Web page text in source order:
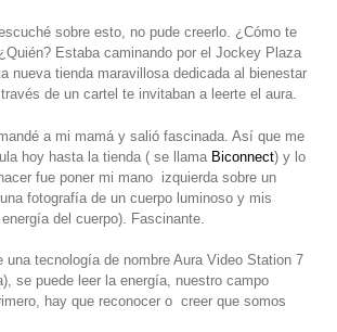
sobre esto, no pude creerlo. ¿Cómo te
Estaba caminando por el Jockey Plaza
nueva tienda maravillosa dedicada al bienestar
de un cartel te invitaban a leerte el aura.
a mi mamá y salió fascinada. Así que me
hoy hasta la tienda ( se llama Biconnect) y lo
fue poner mi mano izquierda sobre un
fotografía de un cuerpo luminoso y mis
del cuerpo). Fascinante.
una tecnología de nombre Aura Video Station 7
se puede leer la energía, nuestro campo
hay que reconocer o creer que somos